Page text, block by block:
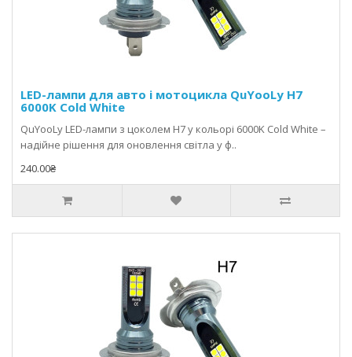
LED-лампи для авто і мотоцикла QuYooLy H7
6000K Cold White
QuYooLy LED-лампи з цоколем H7 у кольорі 6000K Cold White –
надійне рішення для оновлення світла у ф..
240.00₴